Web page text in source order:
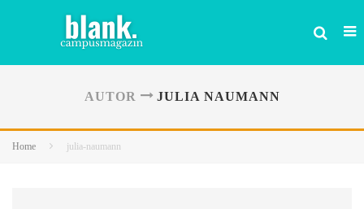
AUTOR JULIA NAUMANN
Home julia-naumann